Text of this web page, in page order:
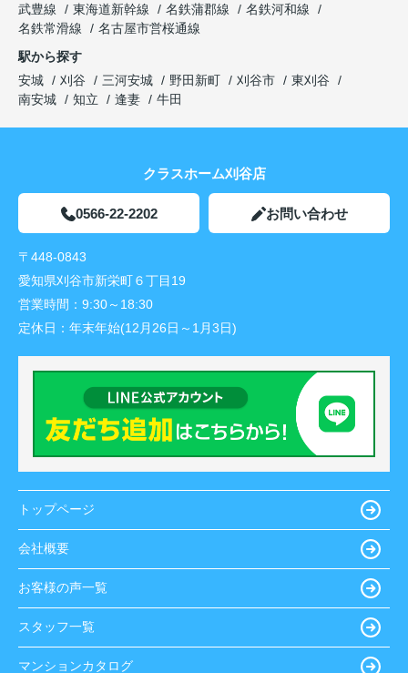
武豊線
東海道新幹線 名鉄蒲郡線
名鉄河和線
名鉄常滑線
名古屋市営桜通線
駅から探す
安城
刈谷 三河安城 野田新町 刈谷市
東刈谷
南安城
知立 逢妻 牛田
クラスホーム刈谷店
0566-22-2202 お問い合わせ
〒448-0843
愛知県刈谷市新栄町６丁目19
営業時間： 9:30～18:30
定休日： 年末年始(12月26日～1月3日)
トップページ
会社概要
お客様の声一覧
スタッフ一覧
マンションカタログ